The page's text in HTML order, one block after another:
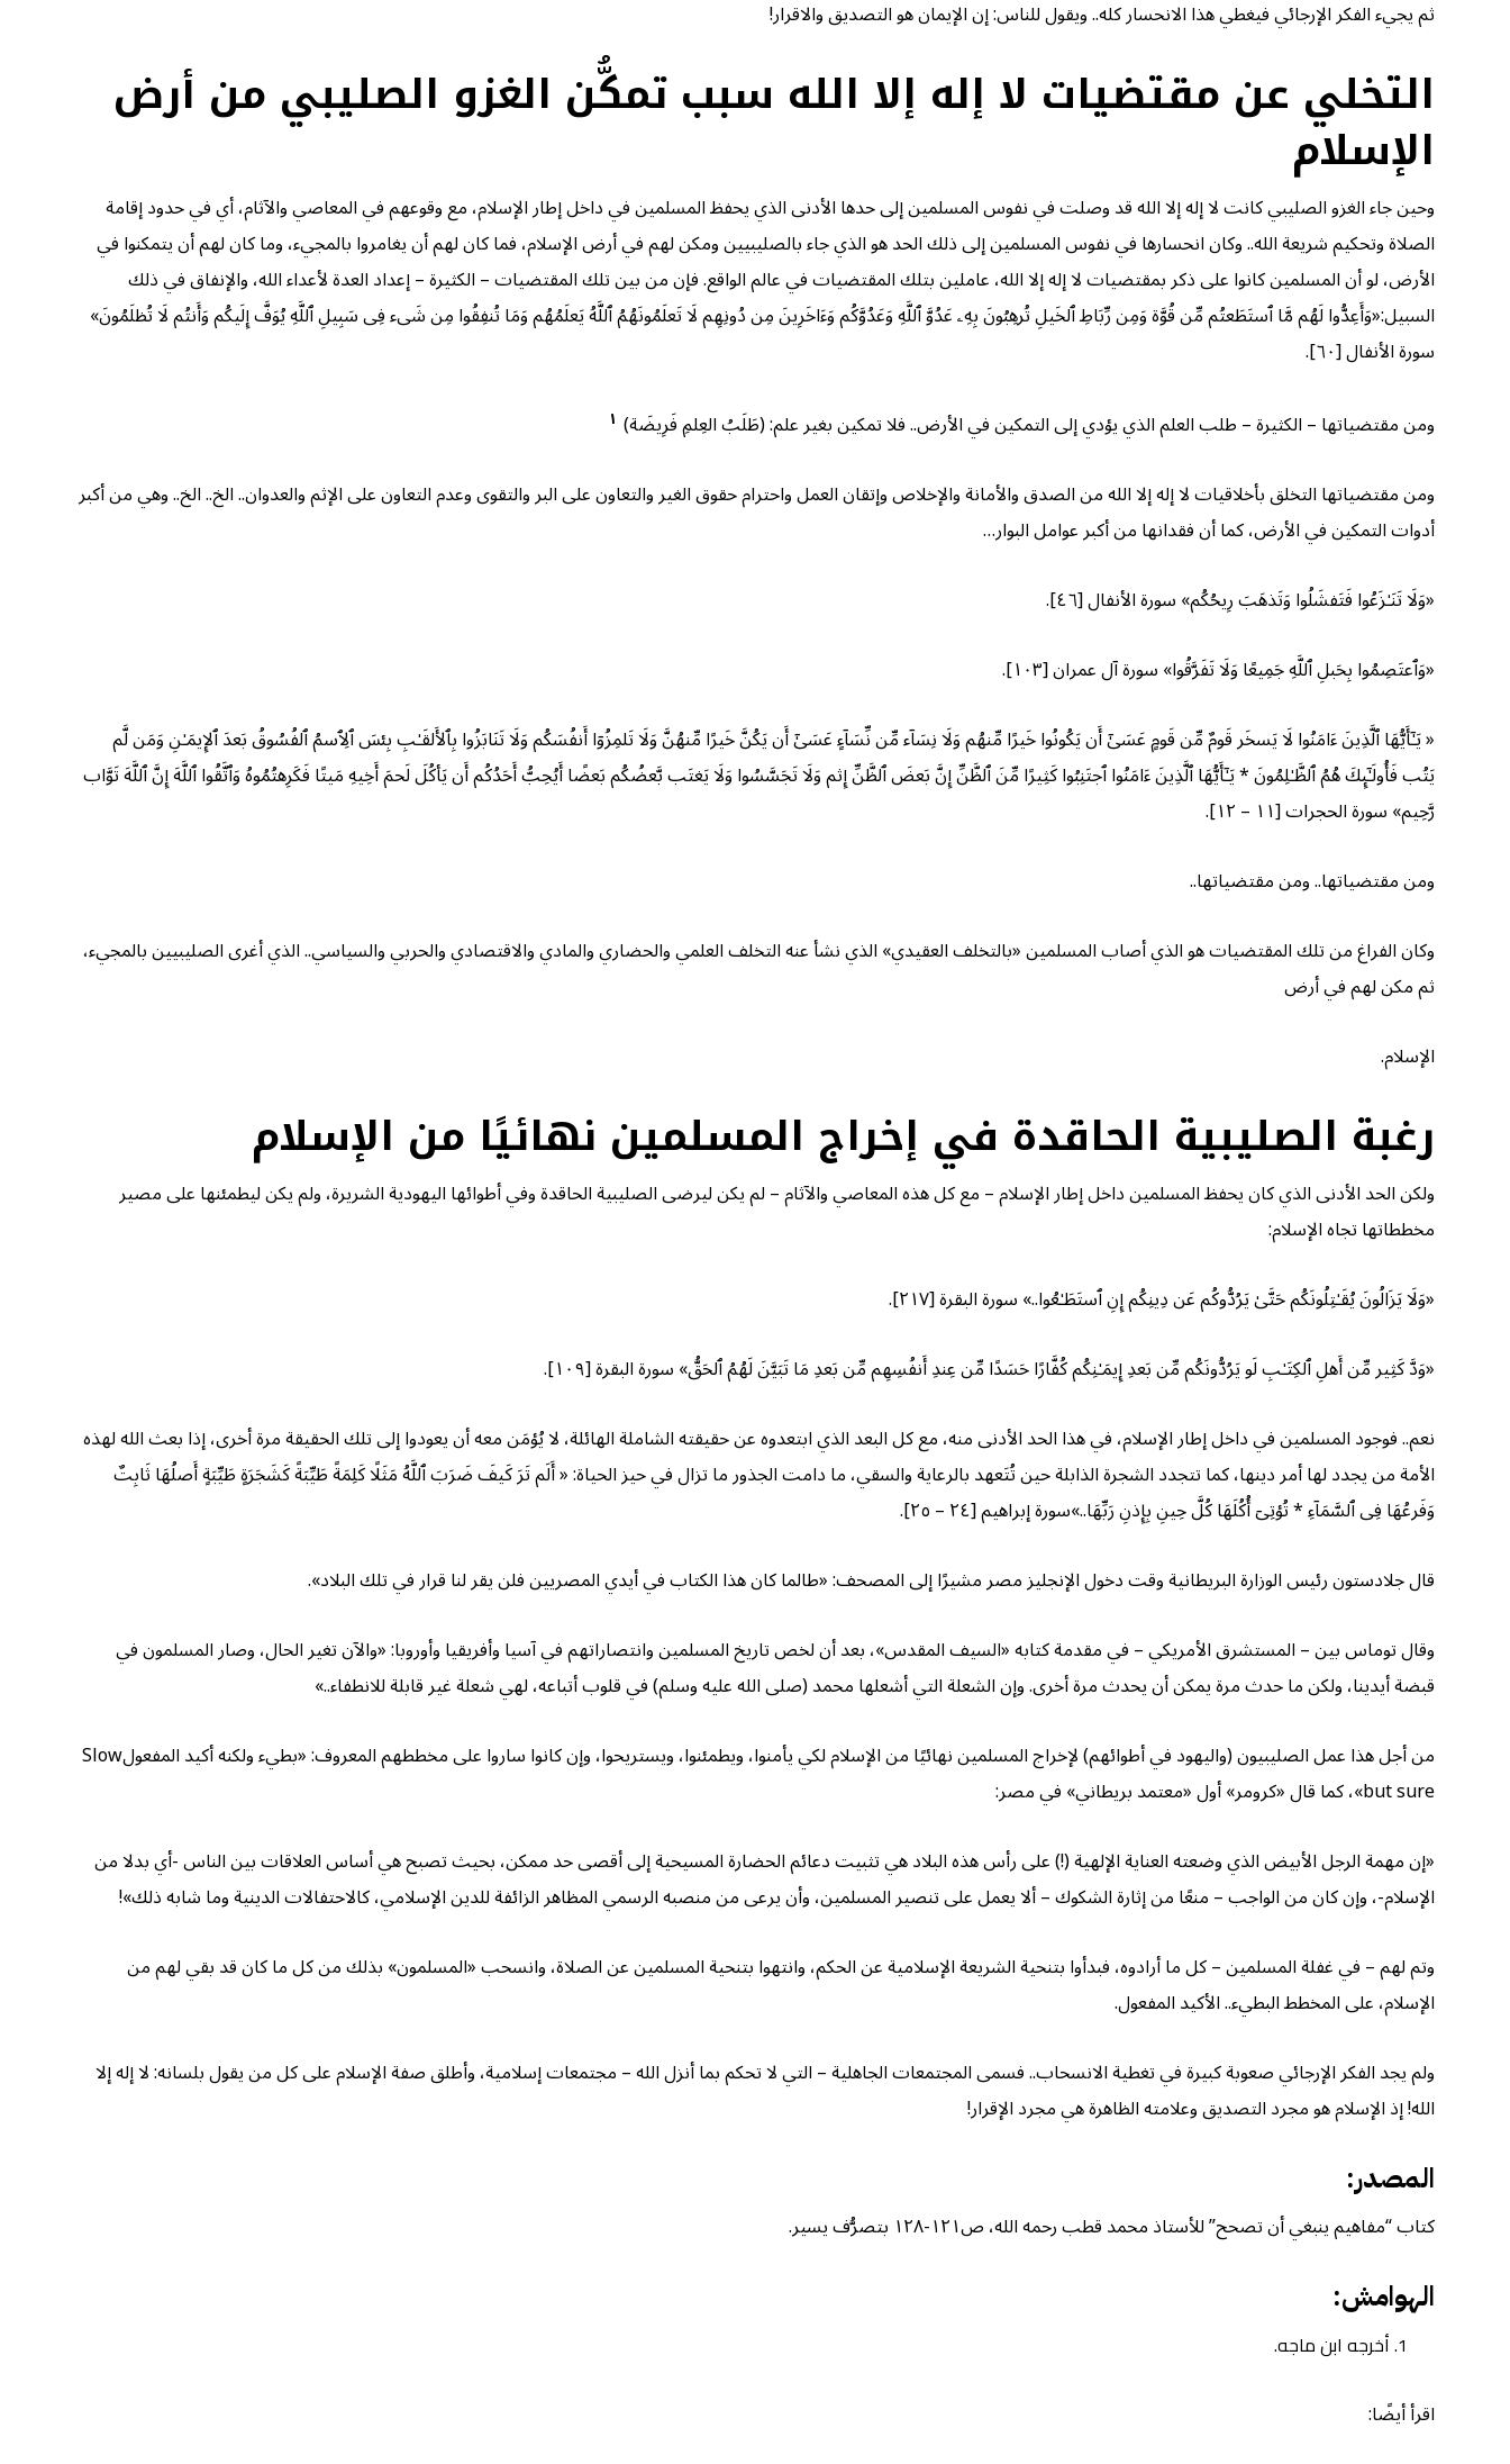
ثم يجيء الفكر الإرجائي فيغطي هذا الانحسار كله.. ويقول للناس: إن الإيمان هو التصديق والاقرار!
التخلي عن مقتضيات لا إله إلا الله سبب تمكُّن الغزو الصليبي من أرض
الإسلام
وحين جاء الغزو الصليبي كانت لا إله إلا الله قد وصلت في نفوس المسلمين إلى حدها الأدنى الذي يحفظ المسلمين في داخل إطار الإسلام، مع وقوعهم في المعاصي والآثام، أي في حدود إقامة
الصلاة وتحكيم شريعة الله.. وكان انحسارها في نفوس المسلمين إلى ذلك الحد هو الذي جاء بالصليبيين ومكن لهم في أرض الإسلام، فما كان لهم أن يغامروا بالمجيء، وما كان لهم أن يتمكنوا في
الأرض، لو أن المسلمين كانوا على ذكر بمقتضيات لا إله إلا الله، عاملين بتلك المقتضيات في عالم الواقع. فإن من بين تلك المقتضيات – الكثيرة – إعداد العدة لأعداء الله، والإنفاق في ذلك
السبيل:«وَأَعِدُّوا لَهُم مَّا ٱستَطَعتُم مِّن قُوَّة وَمِن رِّبَاطِ ٱلخَیلِ تُرهِبُونَ بِهِۦ عَدُوَّ ٱللَّهِ وَعَدُوَّكُم وَءَاخَرِینَ مِن دُونِهِم لَا تَعلَمُونَهُمُ ٱللَّهُ یَعلَمُهُم وَمَا تُنفِقُوا مِن شَیء فِی سَبِیلِ ٱللَّهِ یُوَفَّ إِلَیكُم وَأَنتُم لَا تُظلَمُونَ»
سورة الأنفال [٦٠].
ومن مقتضياتها – الكثيرة – طلب العلم الذي يؤدي إلى التمكين في الأرض.. فلا تمكين بغير علم: (طَلَبُ العِلمِ فَرِيضَة) ١
ومن مقتضياتها التخلق بأخلاقيات لا إله إلا الله من الصدق والأمانة والإخلاص وإتقان العمل واحترام حقوق الغير والتعاون على البر والتقوى وعدم التعاون على الإثم والعدوان.. الخ.. الخ.. وهي من أكبر
أدوات التمكين في الأرض، كما أن فقدانها من أكبر عوامل البوار…
«وَلَا تَنَـٰزَعُوا فَتَفشَلُوا وَتَذهَبَ رِیحُكُم» سورة الأنفال [٤٦].
«وَٱعتَصِمُوا بِحَبلِ ٱللَّهِ جَمِیعًا وَلَا تَفَرَّقُوا» سورة آل عمران [۱۰۳].
« یَـٰۤأَیُّهَا ٱلَّذِینَ ءَامَنُوا لَا یَسخَر قَومٌ مِّن قَومٍ عَسَىٰۤ أَن یَكُونُوا خَیرًا مِّنهُم وَلَا نِسَاۤء مِّن نِّسَاۤءٍ عَسَىٰۤ أَن یَكُنَّ خَیرًا مِّنهُنَّ وَلَا تَلمِزُوۤا أَنفُسَكُم وَلَا تَنَابَزُوا بِٱلأَلقَـٰبِ بِئسَ ٱلِٱسمُ ٱلفُسُوقُ بَعدَ ٱلإِیمَـٰنِ وَمَن لَّم
یَتُب فَأُولَـٰۤىِٕكَ هُمُ ٱلظَّـٰلِمُونَ * یَـٰۤأَیُّهَا ٱلَّذِینَ ءَامَنُوا ٱجتَنِبُوا كَثِیرًا مِّنَ ٱلظَّنِّ إِنَّ بَعضَ ٱلظَّنِّ إِثم وَلَا تَجَسَّسُوا وَلَا یَغتَب بَّعضُكُم بَعضًا أَیُحِبُّ أَحَدُكُم أَن یَأكُلَ لَحمَ أَخِیهِ مَیتًا فَكَرِهتُمُوهُ وَٱتَّقُوا ٱللَّهَ إِنَّ ٱللَّهَ تَوَّاب
رَّحِیم» سورة الحجرات [۱۱ – ۱۲].
ومن مقتضياتها.. ومن مقتضياتها..
وكان الفراغ من تلك المقتضيات هو الذي أصاب المسلمين «بالتخلف العقيدي» الذي نشأ عنه التخلف العلمي والحضاري والمادي والاقتصادي والحربي والسياسي.. الذي أغرى الصليبيين بالمجيء،
ثم مكن لهم في أرض
الإسلام.
رغبة الصليبية الحاقدة في إخراج المسلمين نهائيًا من الإسلام
ولكن الحد الأدنى الذي كان يحفظ المسلمين داخل إطار الإسلام – مع كل هذه المعاصي والآثام – لم يكن ليرضى الصليبية الحاقدة وفي أطوائها اليهودية الشريرة، ولم يكن ليطمئنها على مصير
مخططاتها تجاه الإسلام:
«وَلَا یَزَالُونَ یُقَـٰتِلُونَكُم حَتَّىٰ یَرُدُّوكُم عَن دِینِكُم إِنِ ٱستَطَـٰعُوا..» سورة البقرة [۲۱۷].
«وَدَّ كَثِیر مِّن أَهلِ ٱلكِتَـٰبِ لَو یَرُدُّونَكُم مِّن بَعدِ إِیمَـٰنِكُم كُفَّارًا حَسَدًا مِّن عِندِ أَنفُسِهِم مِّن بَعدِ مَا تَبَیَّنَ لَهُمُ ٱلحَقُّ» سورة البقرة [۱۰۹].
نعم.. فوجود المسلمين في داخل إطار الإسلام، في هذا الحد الأدنى منه، مع كل البعد الذي ابتعدوه عن حقيقته الشاملة الهائلة، لا يُؤمَن معه أن يعودوا إلى تلك الحقيقة مرة أخرى، إذا بعث الله لهذه
الأمة من يجدد لها أمر دينها، كما تتجدد الشجرة الذابلة حين تُتَعهد بالرعاية والسقي، ما دامت الجذور ما تزال في حيز الحياة: « أَلَم تَرَ كَیفَ ضَرَبَ ٱللَّهُ مَثَلًا كَلِمَةً طَیِّبَةً كَشَجَرَةٍ طَیِّبَةٍ أَصلُهَا ثَابِتٌ
وَفَرعُهَا فِی ٱلسَّمَاۤءِ * تُؤتِیۤ أُكُلَهَا كُلَّ حِینِ بِإِذنِ رَبِّهَا..»سورة إبراهيم [٢٤ – ٢٥].
قال جلادستون رئيس الوزارة البريطانية وقت دخول الإنجليز مصر مشيرًا إلى المصحف: «طالما كان هذا الكتاب في أيدي المصريين فلن يقر لنا قرار في تلك البلاد».
وقال توماس بين – المستشرق الأمریکي – في مقدمة كتابه «السيف المقدس»، بعد أن لخص تاريخ المسلمين وانتصاراتهم في آسيا وأفريقيا وأوروبا: «والآن تغير الحال، وصار المسلمون في
قبضة أيدينا، ولكن ما حدث مرة يمكن أن يحدث مرة أخرى. وإن الشعلة التي أشعلها محمد (صلى الله عليه وسلم) في قلوب أتباعه، لهي شعلة غير قابلة للانطفاء..»
من أجل هذا عمل الصليبيون (واليهود في أطوائهم) لإخراج المسلمين نهائيًا من الإسلام لكي يأمنوا، ويطمئنوا، ويستريحوا، وإن كانوا ساروا على مخططهم المعروف: «بطيء ولكنه أكيد المفعولSlow
but sure»، كما قال «کرومر» أول «معتمد بريطاني» في مصر:
«إن مهمة الرجل الأبيض الذي وضعته العناية الإلهية (!) على رأس هذه البلاد هي تثبيت دعائم الحضارة المسيحية إلى أقصى حد ممكن، بحيث تصبح هي أساس العلاقات بين الناس -أي بدلا من
الإسلام-، وإن كان من الواجب – منعًا من إثارة الشكوك – ألا يعمل على تنصير المسلمين، وأن يرعى من منصبه الرسمي المظاهر الزائفة للدين الإسلامي، كالاحتفالات الدينية وما شابه ذلك»!
وتم لهم – في غفلة المسلمين – كل ما أرادوه، فبدأوا بتنحية الشريعة الإسلامية عن الحكم، وانتهوا بتنحية المسلمين عن الصلاة، وانسحب «المسلمون» بذلك من كل ما كان قد بقي لهم من
الإسلام، على المخطط البطيء.. الأكيد المفعول.
ولم يجد الفكر الإرجائي صعوبة كبيرة في تغطية الانسحاب.. فسمى المجتمعات الجاهلية – التي لا تحكم بما أنزل الله – مجتمعات إسلامية، وأطلق صفة الإسلام على كل من يقول بلسانه: لا إله إلا
الله! إذ الإسلام هو مجرد التصديق وعلامته الظاهرة هي مجرد الإقرار!
المصدر:
كتاب “مفاهيم ينبغي أن تصحح” للأستاذ محمد قطب رحمه الله، ص١٢١-١٢٨ بتصرُّف يسير.
الهوامش:
أخرجه ابن ماجه.
اقرأ أيضًا: